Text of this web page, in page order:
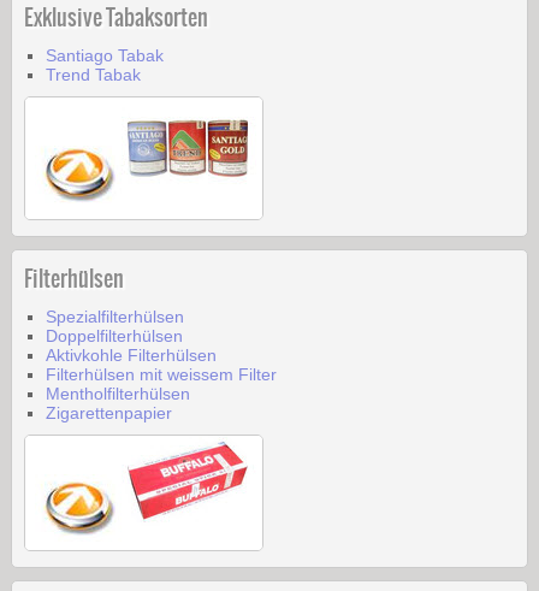
Exklusive Tabaksorten
Santiago Tabak
Trend Tabak
Filterhülsen
Spezialfilterhülsen
Doppelfilterhülsen
Aktivkohle Filterhülsen
Filterhülsen mit weissem Filter
Mentholfilterhülsen
Zigarettenpapier